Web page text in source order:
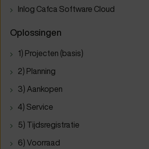
Inlog Cafca Software Cloud
Oplossingen
1) Projecten (basis)
2) Planning
3) Aankopen
4) Service
5) Tijdsregistratie
6) Voorraad